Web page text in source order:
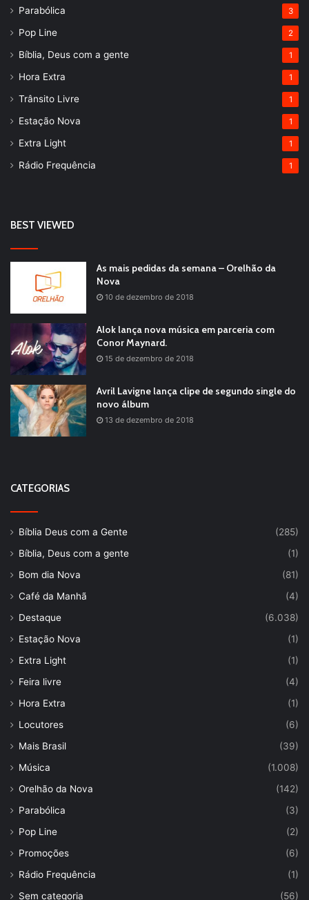
Parabólica 3
Pop Line 2
Bíblia, Deus com a gente 1
Hora Extra 1
Trânsito Livre 1
Estação Nova 1
Extra Light 1
Rádio Frequência 1
BEST VIEWED
As mais pedidas da semana – Orelhão da
Nova
10 de dezembro de 2018
Alok lança nova música em parceria com
Conor Maynard.
15 de dezembro de 2018
Avril Lavigne lança clipe de segundo single do
novo álbum
13 de dezembro de 2018
CATEGORIAS
Bíblia Deus com a Gente
(285)
Bíblia, Deus com a gente
(1)
Bom dia Nova
(81)
Café da Manhã
(4)
Destaque
(6.038)
Estação Nova
(1)
Extra Light
(1)
Feira livre
(4)
Hora Extra
(1)
Locutores
(6)
Mais Brasil
(39)
Música
(1.008)
Orelhão da Nova
(142)
Parabólica
(3)
Pop Line
(2)
Promoções
(6)
Rádio Frequência
(1)
Sem categoria
(56)